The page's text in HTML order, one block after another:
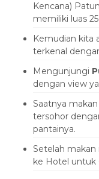
Kencana)
memiliki luas
Kemudian kita
terkenal
Mengunjungi
dengan view
Saatnya
tersohor
pantainya.
Setelah
ke Hotel untuk